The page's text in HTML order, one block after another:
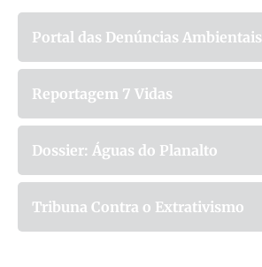
Portal das Denúncias Ambientais
Reportagem 7 Vidas
Dossier: Águas do Planalto
Tribuna Contra o Extrativismo